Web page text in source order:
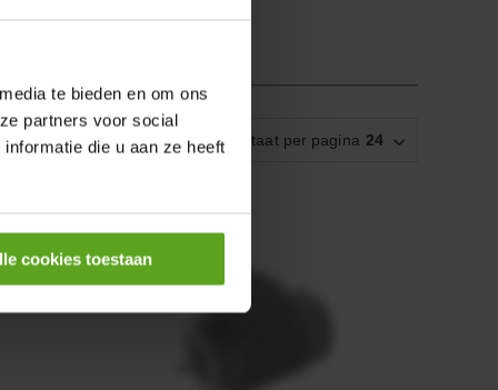
te bieden en om ons
partners voor social
die u aan ze heeft
cookies toestaan
Resultaat per pagina 24